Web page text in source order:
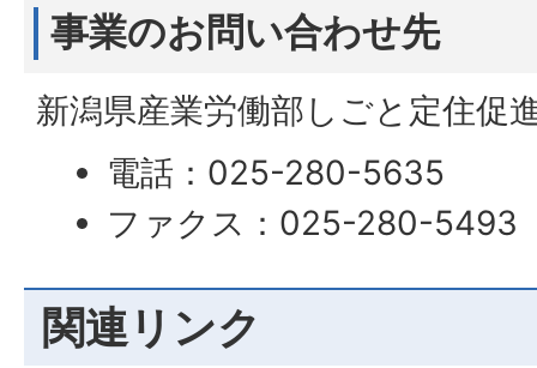
事業のお問い合わせ先
新潟県産業労働部しごと定住促
電話：025-280-5635
ファクス：025-280-5493
関連リンク